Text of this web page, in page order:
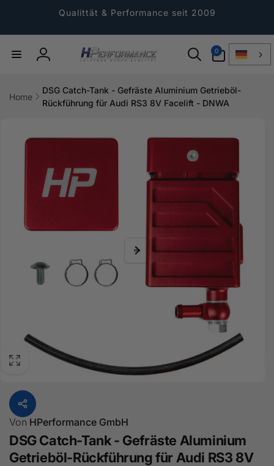
Qualittät & Performance seit 2009
Einloggen
0
Artikel
Home
DSG Catch-Tank - Gefräste Aluminium Getrieböl-
Rückführung für Audi RS3 8V Facelift - DNWA
Von HPerformance GmbH
DSG Catch-Tank - Gefräste Aluminium
Getrieböl-Rückführung für Audi RS3 8V